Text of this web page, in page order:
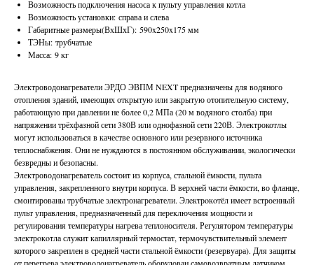
Возможность подключения насоса к пульту управления котла
Возможность установки: справа и слева
Габаритные размеры(ВхШхГ): 590x250x175 мм
ТЭНы: трубчатые
Масса: 9 кг
Электроводонагреватели ЭРДО ЭВПМ NEXT предназначены для водяного
отопления зданий, имеющих открытую или закрытую отопительную систему,
работающую при давлении не более 0,2 МПа (20 м водяного столба) при
напряжении трёхфазной сети 380В или однофазной сети 220В. Электрокотлы
могут использоваться в качестве основного или резервного источника
теплоснабжения. Они не нуждаются в постоянном обслуживании, экологически
безвредны и безопасны.
Электроводонагреватель состоит из корпуса, стальной ёмкости, пульта
управления, закрепленного внутри корпуса. В верхней части ёмкости, во фланце,
смонтированы трубчатые электронагреватели. Элeктрoкoтёл имеет встроенный
пульт управления, предназначенный для переключения мощности и
регулирования температуры нагрева теплоносителя. Регулятором температуры
элeктрoкoтла служит капиллярный термостат, термочувствительный элемент
которого закреплен в средней части стальной ёмкости (резервуара). Для защиты